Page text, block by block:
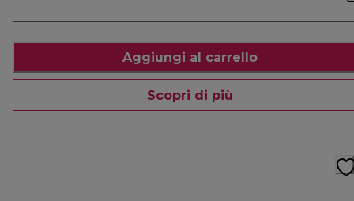
Aggiungi al carrello
Scopri di più